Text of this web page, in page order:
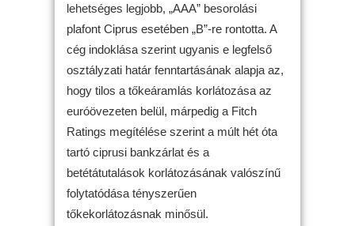
lehetséges legjobb, „AAA” besorolási
plafont Ciprus esetében „B”-re rontotta. A
cég indoklása szerint ugyanis e legfelső
osztályzati határ fenntartásának alapja az,
hogy tilos a tőkeáramlás korlátozása az
euróövezeten belül, márpedig a Fitch
Ratings megítélése szerint a múlt hét óta
tartó ciprusi bankzárlat és a
betétátutalások korlátozásának valószínű
folytatódása tényszerűen
tőkekorlátozásnak minősül.